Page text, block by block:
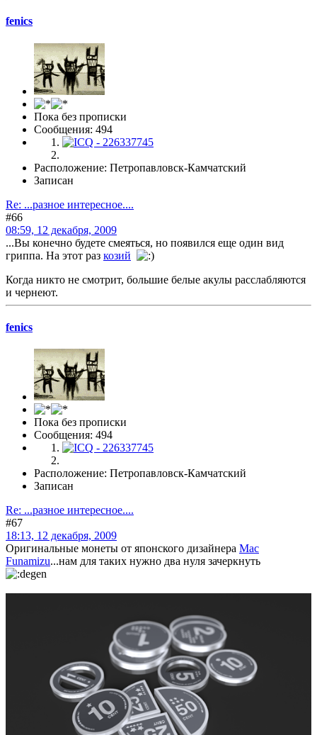
fenics
Пока без прописки
Сообщения: 494
Расположение: Петропавловск-Камчатский
Записан
Re: ...разное интересное....
#66
08:59, 12 декабря, 2009
...Вы конечно будете смеяться, но появился еще один вид
гриппа. На этот раз козий
Когда никто не смотрит, большие белые акулы расслабляются
и чернеют.
fenics
Пока без прописки
Сообщения: 494
Расположение: Петропавловск-Камчатский
Записан
Re: ...разное интересное....
#67
18:13, 12 декабря, 2009
Оригинальные монеты от японского дизайнера Mac
Funamizu...нам для таких нужно два нуля зачеркнуть